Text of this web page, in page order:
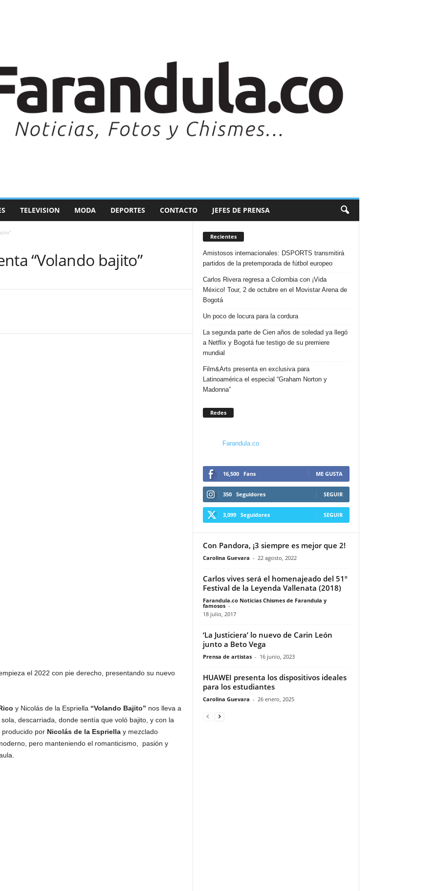
TELEVISION MODA DEPORTES CONTACTO JEFES DE PRENSA
“Volando bajito”
el 2022 con pie derecho, presentando su nuevo
y Nicolás de la Espriella “Volando Bajito” nos lleva a
descarriada, donde sentía que voló bajito, y con la
por Nicolás de la Espriellay mezclado
pero manteniendo el romanticismo, pasión y
Recientes
Amistosos internacionales: DSPORTS transmitirá
partidos de la pretemporada de fútbol europeo
Carlos Rivera regresa a Colombia con ¡Vida
México! Tour, 2 de octubre en el Movistar Arena de
Bogotá
Un poco de locura para la cordura
La segunda parte de Cien años de soledad ya llegó
a Netflix y Bogotá fue testigo de su premiere
mundial
Film&Arts presenta en exclusiva para
Latinoamérica el especial “Graham Norton y
Madonna”
Redes
Farandula.co
16,500 Fans ME GUSTA
350 Seguidores SEGUIR
3,099 Seguidores SEGUIR
Con Pandora, ¡3 siempre es mejor que 2!
Carolina Guevara - 22 agosto, 2022
Carlos vives será el homenajeado del 51º
Festival de la Leyenda Vallenata (2018)
Farandula.co Noticias Chismes de Farandula y
famosos -
18 julio, 2017
‘La Justiciera’ lo nuevo de Carin León
junto a Beto Vega
Prensa de artistas - 16 junio, 2023
HUAWEI presenta los dispositivos ideales
para los estudiantes
Carolina Guevara - 26 enero, 2025